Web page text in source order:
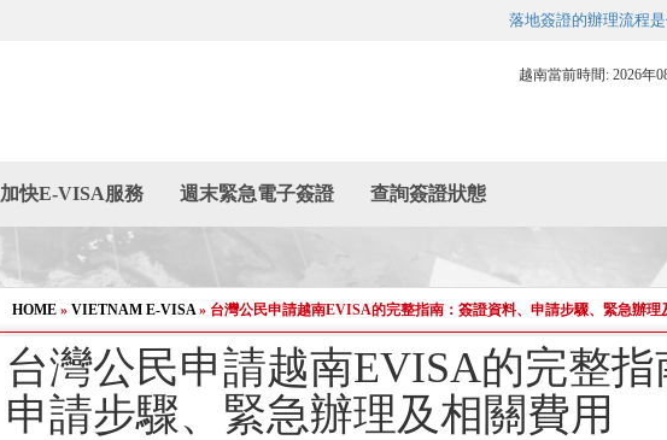
落地簽證的辦理流程是
越南當前時間:2026年
加快E-VISA服務 週末緊急電子簽證 查詢簽證狀態
HOME » VIETNAM E-VISA» 台灣公民申請越南EVISA的完整指南：簽證資料、申請步驟、緊急辦理
台灣公民申請越南EVISA的完整指
申請步驟、緊急辦理及相關費用